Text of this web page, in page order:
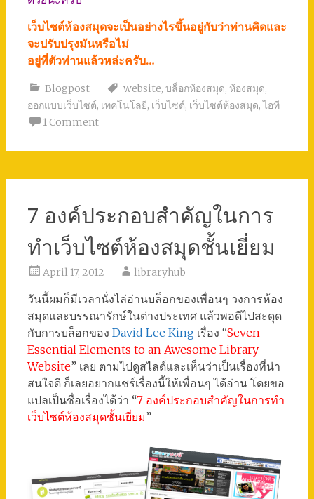
เว็บไซต์ห้องสมุดจะเป็นอย่างไรขึ้นอยู่กับว่าท่านคิดและ
จะปรับปรุงมันหรือไม่
อยู่ที่ตัวท่านแล้วหล่ะครับ…
Blogpost website, บล็อกห้องสมุด, ห้องสมุด,
ออกแบบเว็บไซต์, เทคโนโลยี, เว็บไซต์, เว็บไซต์ห้องสมุด,ไอที
1 Comment
7 องค์ประกอบสำคัญในการ
ทำเว็บไซต์ห้องสมุดชั้นเยี่ยม
April 17, 2012 libraryhub
วันนี้ผมก็มีเวลานั่งไล่อ่านบล็อกของเพื่อนๆ วงการห้อง
สมุดและบรรณารักษ์ในต่างประเทศ แล้วพอดีไปสะดุด
กับการบล็อกของ David Lee King เรื่อง “Seven
Essential Elements to an Awesome Library
Website” เลย ตามไปดูสไลด์และเห็นว่าเป็นเรื่องที่น่า
สนใจดี ก็เลยอยากแชร์เรื่องนี้ให้เพื่อนๆ ได้อ่าน โดยขอ
แปลเป็นชื่อเรื่องได้ว่า “7 องค์ประกอบสำคัญในการทำ
เว็บไซต์ห้องสมุดชั้นเยี่ยม”